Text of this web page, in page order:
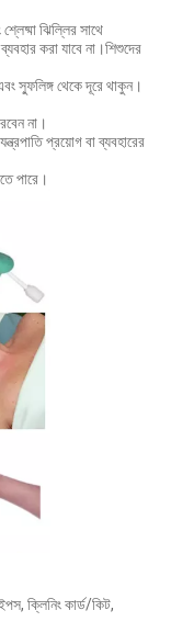
ঝিল্লির সাথে
করা যাবে না।শিশুদের
থেকে দূরে থাকুন।
না।
প্রয়োগ বা ব্যবহারের
পারে।
ক্লিনিং কার্ড/কিট,